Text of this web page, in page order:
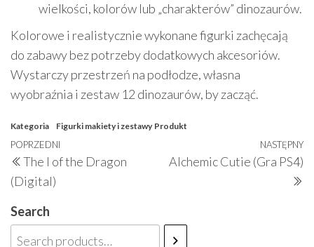
wielkości, kolorów lub „charakterów” dinozaurów.
Kolorowe i realistycznie wykonane figurki zachęcają
do zabawy bez potrzeby dodatkowych akcesoriów.
Wystarczy przestrzeń na podłodze, własna
wyobraźnia i zestaw 12 dinozaurów, by zacząć.
Kategoria Figurki makiety i zestawy Produkt
Nawigacja
wpisu
Poprzedni
wpis
POPRZEDNI
The I of the Dragon
(Digital)
NASTĘPNY
Alchemic Cutie (Gra PS4)
Search